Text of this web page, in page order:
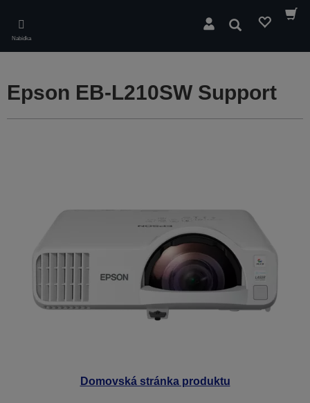
main
content
Nabídka
Hledat
Domovská stránka produktu
Epson EB-L210SW Support